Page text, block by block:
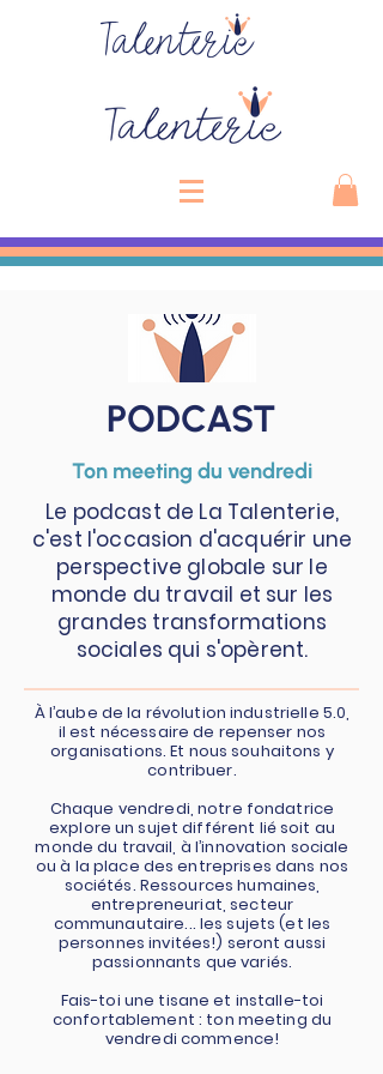
Talenterie
PODCAST
Ton meeting du vendredi
Le podcast de La Talenterie,
c'est l'occasion d'acquérir une
perspective globale sur le
monde du travail et sur les
grandes transformations
sociales qui s'opèrent.
À l’aube de la révolution industrielle 5.0,
il est nécessaire de repenser nos
organisations. Et nous souhaitons y
contribuer.
Chaque vendredi, notre fondatrice
explore un sujet différent lié soit au
monde du travail, à l’innovation sociale
ou à la place des entreprises dans nos
sociétés. Ressources humaines,
entrepreneuriat, secteur
communautaire... les sujets (et les
personnes invitées!) seront aussi
passionnants que variés.
Fais-toi une tisane et installe-toi
confortablement : ton meeting du
vendredi commence!